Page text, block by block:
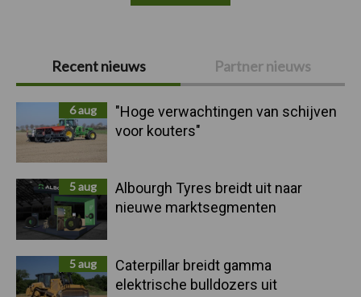
Primaire
Sidebar
Recent nieuws Partner nieuws
6 aug
"Hoge verwachtingen van schijven
voor kouters"
5 aug
Albourgh Tyres breidt uit naar
nieuwe marktsegmenten
5 aug
Caterpillar breidt gamma
elektrische bulldozers uit